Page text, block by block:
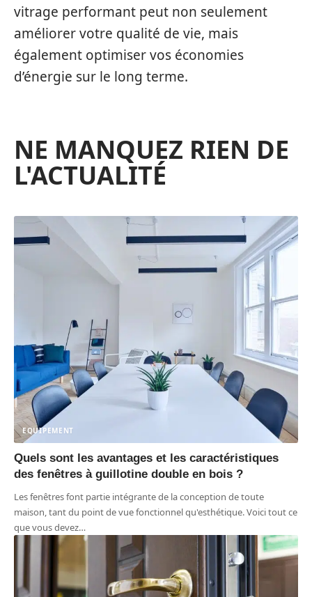
vitrage performant peut non seulement
améliorer votre qualité de vie, mais
également optimiser vos économies
d’énergie sur le long terme.
NE MANQUEZ RIEN DE
L'ACTUALITÉ
EQUIPEMENT
Quels sont les avantages et les caractéristiques
des fenêtres à guillotine double en bois ?
Les fenêtres font partie intégrante de la conception de toute
maison, tant du point de vue fonctionnel qu'esthétique. Voici tout ce
que vous devez…